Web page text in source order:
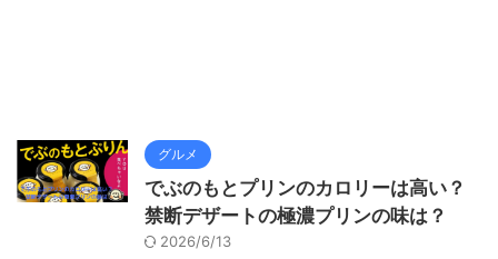
グルメ
でぶのもとプリンのカロリーは高い？
禁断デザートの極濃プリンの味は？
2026/6/13